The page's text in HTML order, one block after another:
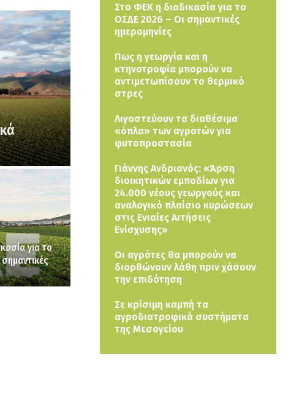
για το
Στο ΦΕΚ η διαδικασία για το
ΟΣΔΕ 2026 – Οι σημαντικές
ημερομηνίες
Πως η γεωργία και η
κτηνοτροφία μπορούν να
αντιμετωπίσουν το θερμικό
στρες
Λιγοστεύουν τα διαθέσιμα
«όπλα» των αγροτών για
φυτοπροστασία
Γιάννης Ανδριανός: «Άρση
διοικητικών εμποδίων για
24.000 νέους γεωργούς και
αναλογικό πλαίσιο κυρώσεων
στις Ενιαίες Αιτήσεις
Ενίσχυσης»
Οι αγρότες θα μπορούν να
διορθώνουν λάθη πριν χάσουν
την επιδότηση
Σε κρίσιμη καμπή τα
αγροδιατροφικά συστήματα
της Μεσογείου